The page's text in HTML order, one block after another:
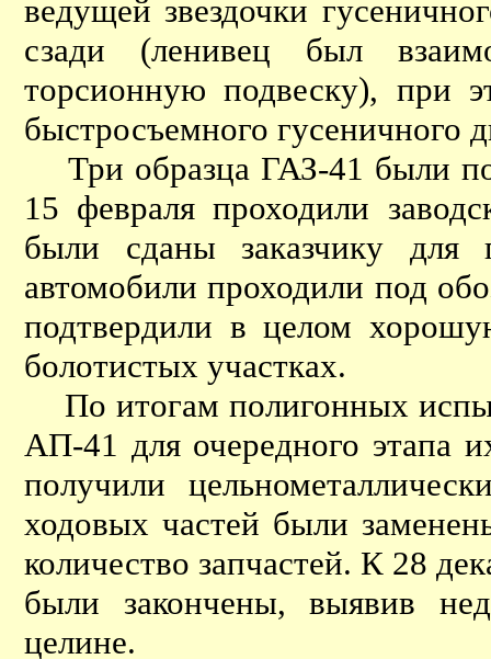
ведущей звездочки
сзади (ленивец был
торсионную подвеску), при
быстросъемного гусеничного
Три образца ГАЗ-41 были
15 февраля проходили
были сданы заказчику для
автомобили проходили под
подтвердили в целом
болотистых участках.
По итогам полигонных
АП-41 для очередного этапа
получили
ходовых частей были
количество запчастей. К 28
были закончены, выявив
целине.